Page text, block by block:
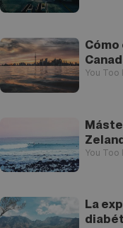
You Too
You Too
La